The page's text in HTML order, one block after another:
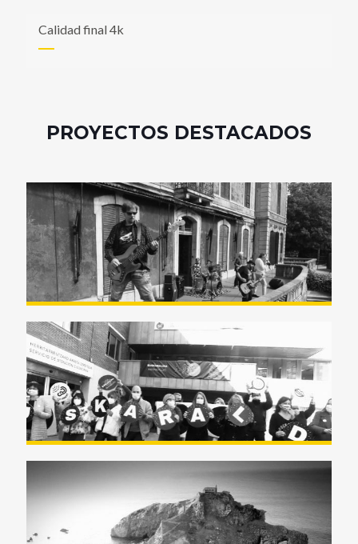
Calidad final 4k
PROYECTOS DESTACADOS
Videoclip «Esclavo» de Nacho’s
Dick
Videoclip «Euskaraldia»
Barakaldo 2020
Videoclip «Consume» –
Mandaluniz